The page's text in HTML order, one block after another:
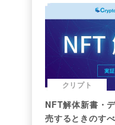
クリプト
NFT解体新書・
売するときのす